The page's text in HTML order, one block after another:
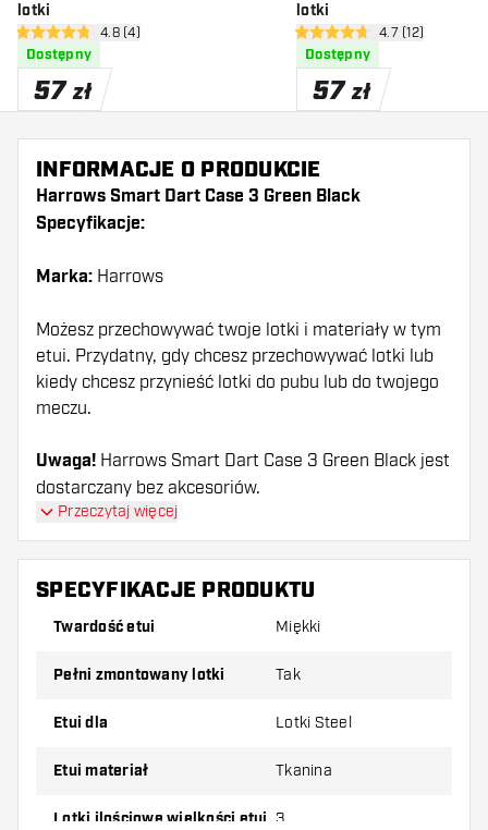
lotki
otwórz panel recenzji
4.8 gwiazdki oceny
4.8 (4)
Dostępny
57 zł
lotki
otwórz panel
4.7 gwiazdki oceny
4.7 (12)
Dostępny
57 zł
INFORMACJE O PRODUKCIE
Harrows Smart Dart Case 3 Green Black
Specyfikacje:
Marka: Harrows
Możesz przechowywać twoje lotki i materiały w tym
etui. Przydatny, gdy chcesz przechowywać lotki lub
kiedy chcesz przynieść lotki do pubu lub do twojego
meczu.
Uwaga! Harrows Smart Dart Case 3 Green Black jest
dostarczany bez akcesoriów.
Przeczytaj więcej
SPECYFIKACJE PRODUKTU
Twardość etui Miękki
pełni zmontowany lotki Tak
Etui dla Lotki Steel
Etui materiał Tkanina
Lotki ilościowe wielkości etui 3